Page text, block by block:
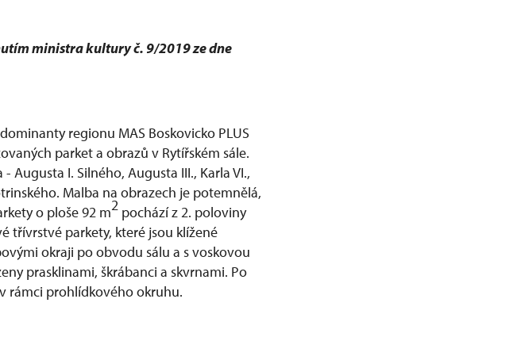
ministra kultury č. 9/2019 ze dne
regionu MAS Boskovicko PLUS
parket a obrazů v Rytířském sále.
I. Silného, Augusta III., Karla VI.,
Malba na obrazech je potemnělá,
o ploše 92 m2 pochází z 2. poloviny
třívrstvé parkety, které jsou klížené
okraji po obvodu sálu a s voskovou
prasklinami, škrábanci a skvrnami. Po
rámci prohlídkového okruhu.